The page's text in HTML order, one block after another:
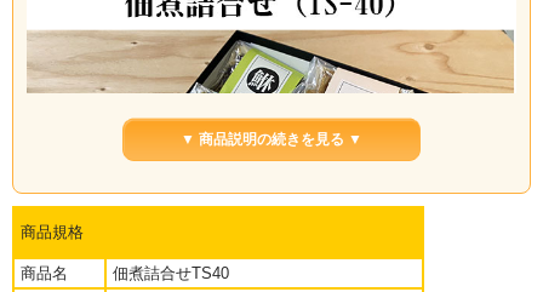
▼ 商品説明の続きを見る ▼
商品規格
商品名 佃煮詰合せTS40